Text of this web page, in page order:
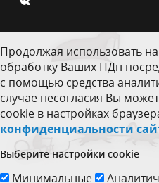
Продолжая использовать
обработку Ваших ПДн
с помощью средства
случае несогласия Вы
cookie в настройках
конфиденциальности
Выберите настройки cookie
Минимальные